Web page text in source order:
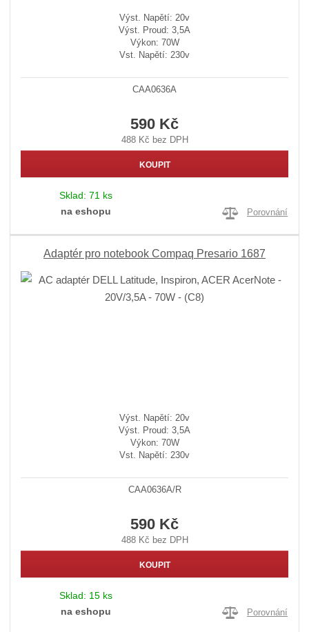
Výst. Napětí: 20v
Výst. Proud: 3,5A
Výkon: 70W
Vst. Napětí: 230v
CAA0636A
590 Kč
488 Kč bez DPH
KOUPIT
Sklad: 71 ks
na eshopu
Porovnání
Adaptér pro notebook Compaq Presario 1687
Výst. Napětí: 20v
Výst. Proud: 3,5A
Výkon: 70W
Vst. Napětí: 230v
CAA0636A/R
590 Kč
488 Kč bez DPH
KOUPIT
Sklad: 15 ks
na eshopu
Porovnání